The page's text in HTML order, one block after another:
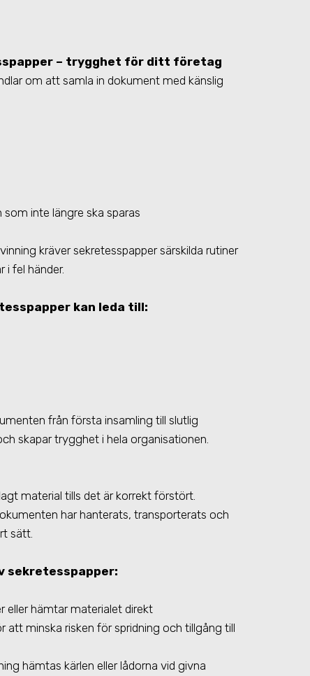
– trygghet för ditt företag
om att samla in dokument med känslig
inte längre ska sparas
kräver sekretesspapper särskilda rutiner
i fel händer.
kan leda till:
från första insamling till slutlig
skapar trygghet i hela organisationen.
material tills det är korrekt förstört.
har hanterats, transporterats och
sätt.
sekretesspapper:
eller hämtar materialet direkt
att minska risken för spridning och tillgång till
hämtas kärlen eller lådorna vid givna